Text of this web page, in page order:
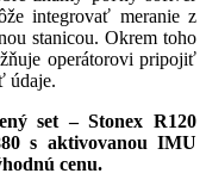
integrovať meranie z
stanicou. Okrem toho
operátorovi pripojiť
údaje.
set – Stonex R120
s aktivovanou IMU
cenu.